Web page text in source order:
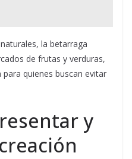
la betarraga
de frutas y verduras,
quienes buscan evitar
y